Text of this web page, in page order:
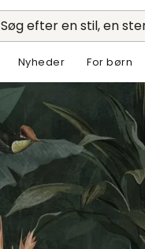
Søg efter en stil, en
Nyheder For børn